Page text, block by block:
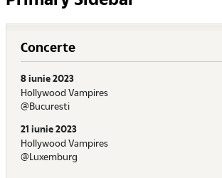
Concerte
8 iunie 2023
Hollywood Vampires
@Bucuresti
21 iunie 2023
Hollywood Vampires
@Luxemburg